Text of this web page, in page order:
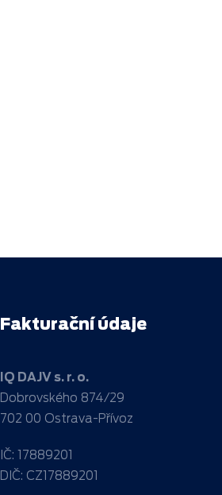
Fakturační údaje
IQ DAJV s. r. o.
Dobrovského 874/29
702 00 Ostrava-Přívoz
IČ: 17889201
DIČ: CZ17889201